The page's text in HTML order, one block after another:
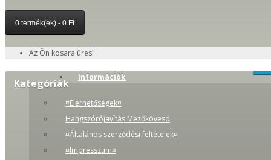
0 termék(ek) - 0 Ft
Az Ön kosara üres!
Kategóriák Információk
¤Elérhetőségek¤
Hangszórójavítás Mezőkövesd
¤Általános szerződési feltételek¤
¤Impresszum¤